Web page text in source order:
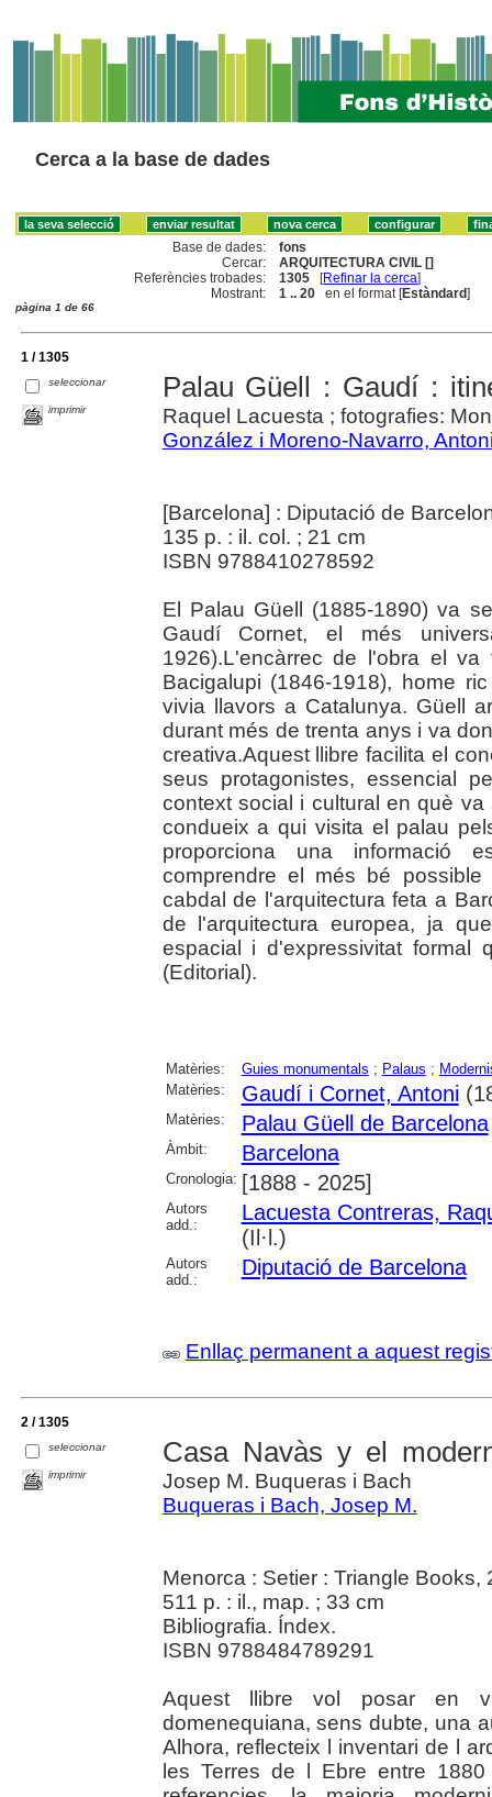
Cerca a la base de dades
Base de dades:
fons
Cercar:
ARQUITECTURA CIVIL []
Referències trobades:
1305 [Refinar la cerca]
Mostrant:
1 .. 20 en el format [Estàndard]
pàgina 1 de 66
1 / 1305
seleccionar
imprimir
Palau Güell : Gaudí :
Raquel Lacuesta ; fotografies:
González i Moreno-Navarro,
[Barcelona] : Diputació de
135 p. : il. col. ; 21 cm
ISBN 9788410278592
El Palau Güell (1885-1890) va
Gaudí Cornet, el més
1926).L'encàrrec de l'obra el
Bacigalupi (1846-1918), home
vivia llavors a Catalunya. Güell
durant més de trenta anys i va
creativa.Aquest llibre facilita el
seus protagonistes, essencial
context social i cultural en què
condueix a qui visita el palau
proporciona una informació
comprendre el més bé
cabdal de l'arquitectura feta a
de l'arquitectura europea, ja
espacial i d'expressivitat formal
(Editorial).
Matèries: Guies monumentals ; Palaus ;
Matèries:
Gaudí i Cornet, Antoni
Matèries: Palau Güell de Barcelona
Àmbit: Barcelona
Cronologia: [1888 - 2025]
Autors
add.:
Lacuesta Contreras,
(Il·l.)
Autors
add.:
Diputació de Barcelona
Enllaç permanent a aquest
2 / 1305
seleccionar
imprimir
Casa Navàs y el
Josep M. Buqueras i Bach
Buqueras i Bach, Josep M.
Menorca : Setier : Triangle Books,
511 p. : il., map. ; 33 cm
Bibliografia. Índex.
ISBN 9788484789291
Aquest llibre vol posar en
domenequiana, sens dubte, una
Alhora, reflecteix l inventari de l
les Terres de l Ebre entre